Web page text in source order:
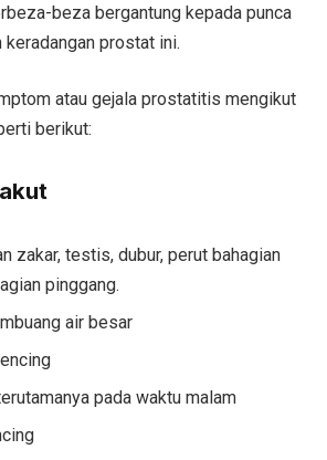
beza bergantung kepada punca
prostat ini.
atau gejala prostatitis mengikut
berikut:
zakar, testis, dubur, perut bahagian
pinggang.
air besar
pada waktu malam